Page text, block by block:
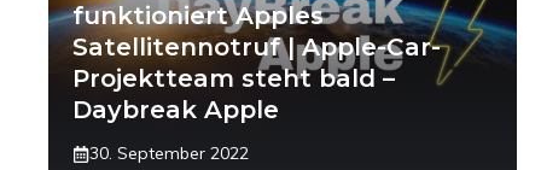
funktioniert Apples
Satellitennotruf | Apple-Car-
Projektteam steht bald –
Daybreak Apple
30. September 2022